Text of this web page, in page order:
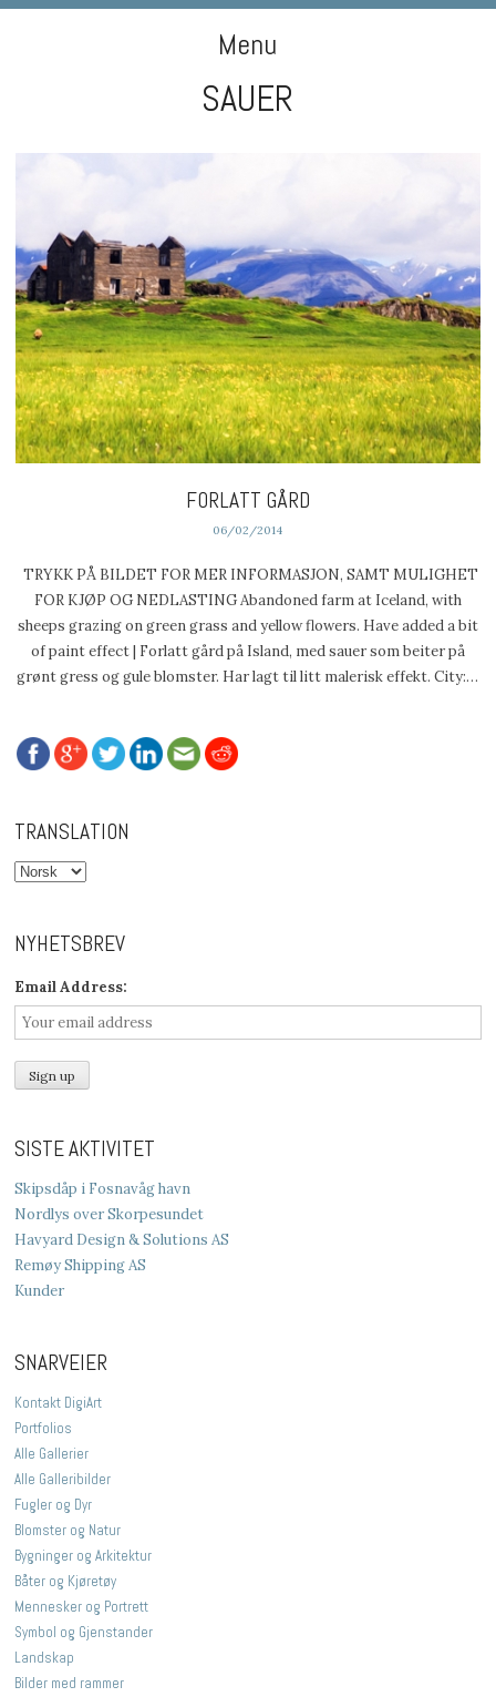
DIGIART PHOTOGRAPHY
Menu
SAUER
FORLATT GÅRD
06/02/2014
TRYKK PÅ BILDET FOR MER INFORMASJON, SAMT MULIGHET
FOR KJØP OG NEDLASTING Abandoned farm at Iceland, with
sheeps grazing on green grass and yellow flowers. Have added a bit
of paint effect | Forlatt gård på Island, med sauer som beiter på
grønt gress og gule blomster. Har lagt til litt malerisk effekt. City:…
TRANSLATION
NYHETSBREV
Email Address:
SISTE AKTIVITET
Skipsdåp i Fosnavåg havn
Nordlys over Skorpesundet
Havyard Design & Solutions AS
Remøy Shipping AS
Kunder
SNARVEIER
Kontakt DigiArt
Portfolios
Alle Gallerier
Alle Galleribilder
Fugler og Dyr
Blomster og Natur
Bygninger og Arkitektur
Båter og Kjøretøy
Mennesker og Portrett
Symbol og Gjenstander
Landskap
Bilder med rammer